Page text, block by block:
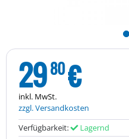
2980€
inkl. MwSt.
zzgl. Versandkosten
Verfügbarkeit:
Lagernd